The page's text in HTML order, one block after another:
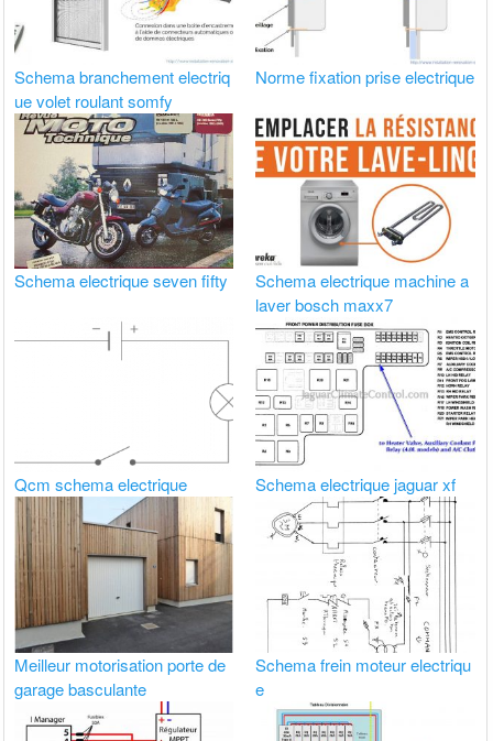
Schema branchement electriq
ue volet roulant somfy
Norme fixation prise electrique
Schema electrique seven fifty
Schema electrique machine a
laver bosch maxx7
Qcm schema electrique Schema electrique jaguar xf
Meilleur motorisation porte de
garage basculante
Schema frein moteur electriqu
e